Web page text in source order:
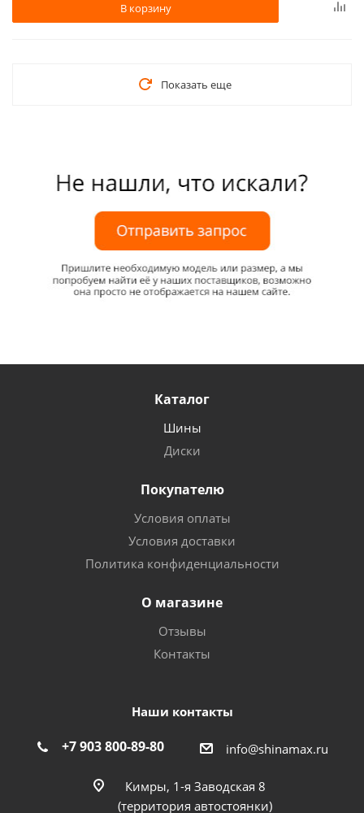
В корзину
Показать еще
Каталог
Шины
Диски
Покупателю
Условия оплаты
Условия доставки
Политика конфиденциальности
О магазине
Отзывы
Контакты
Наши контакты
+7 903 800-89-80 info@shinamax.ru
Кимры, 1-я Заводская 8
(территория автостоянки)